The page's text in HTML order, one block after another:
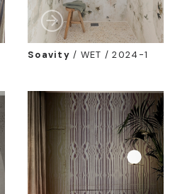
Soavity / WET / 2024-1